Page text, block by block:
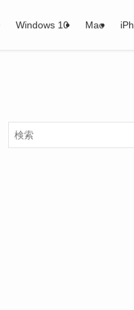
Windows 10 Mac